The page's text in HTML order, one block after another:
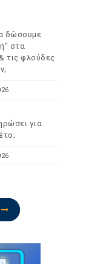
δώσουμε
στα
τις φλούδες
για